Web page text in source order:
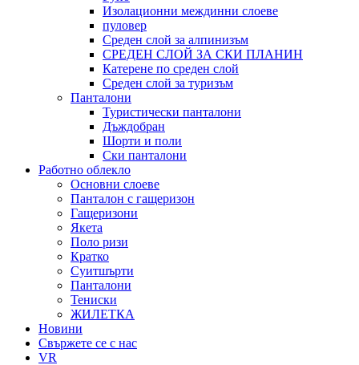
Изолационни междинни слоеве
пуловер
Среден слой за алпинизъм
СРЕДЕН СЛОЙ ЗА СКИ ПЛАНИН
Катерене по среден слой
Среден слой за туризъм
Панталони
Туристически панталони
Дъждобран
Шорти и поли
Ски панталони
Работно облекло
Основни слоеве
Панталон с гащеризон
Гащеризони
Якета
Поло ризи
Кратко
Суитшърти
Панталони
Тениски
ЖИЛЕТКА
Новини
Свържете се с нас
VR